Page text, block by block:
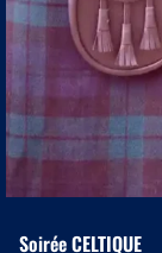
Soirée CELTIQUE